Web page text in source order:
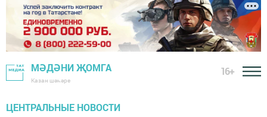
МӘДӘНИ ҖОМГА
Казан шәһәре
16+
ЦЕНТРАЛЬНЫЕ НОВОСТИ